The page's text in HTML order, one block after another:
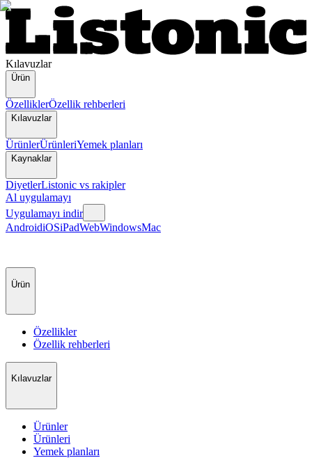
Kılavuzlar
Ürün
ÖzelliklerÖzellik rehberleri
Kılavuzlar
ÜrünlerÜrünleriYemek planları
Kaynaklar
DiyetlerListonic vs rakipler
Al uygulamayı
Uygulamayı indir
AndroidiOSiPadWebWindowsMac
Ürün
Özellikler
Özellik rehberleri
Kılavuzlar
Ürünler
Ürünleri
Yemek planları